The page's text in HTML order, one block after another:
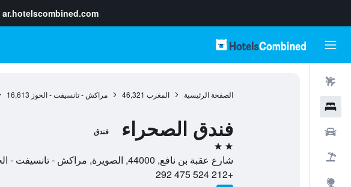
ar.hotelscombined.com
الصفحة الرئيسية المغرب 46,321 مراكش - تانسيفت - الحوز 16,613
فندق الصحراء فندق
2 نجمتين
شارع عقبة بن نافع, 44000, الصويرة, مراكش - تانسيفت - الحوز, المغرب
+212 524 475 292